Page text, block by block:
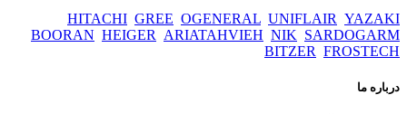
HITACHI GREE OGENERAL UNIFLAIR YAZAKI
BOORAN HEIGER ARIATAHVIEH NIK SARDOGARM
BITZER FROSTECH
درباره ما